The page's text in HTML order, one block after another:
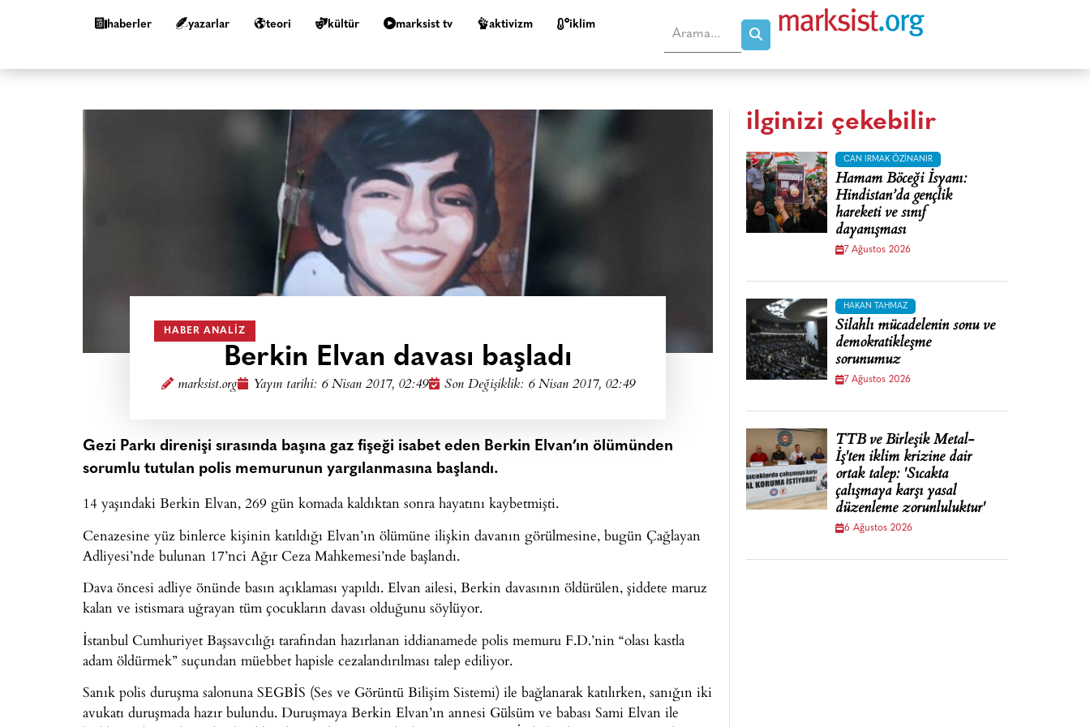
haberler yazarlar teori kültür marksist tv aktivizm i̇klim
HABER ANALIZ
Berkin Elvan davası başladı
marksist.org Yayın tarihi: 6 Nisan 2017, 02:49 Son Değişiklik: 6 Nisan 2017, 02:49
Gezi Parkı direnişi sırasında başına gaz fişeği isabet eden Berkin Elvan’ın ölümünden
sorumlu tutulan polis memurunun yargılanmasına başlandı.
14 yaşındaki Berkin Elvan, 269 gün komada kaldıktan sonra hayatını kaybetmişti.
Cenazesine yüz binlerce kişinin katıldığı Elvan’ın ölümüne ilişkin davanın görülmesine, bugün Çağlayan
Adliyesi’nde bulunan 17’nci Ağır Ceza Mahkemesi’nde başlandı.
Dava öncesi adliye önünde basın açıklaması yapıldı. Elvan ailesi, Berkin davasının öldürülen, şiddete maruz
kalan ve istismara uğrayan tüm çocukların davası olduğunu söylüyor.
İstanbul Cumhuriyet Başsavcılığı tarafından hazırlanan iddianamede polis memuru F.D.’nin “olası kastla
adam öldürmek” suçundan müebbet hapisle cezalandırılması talep ediliyor.
Sanık polis duruşma salonuna SEGBİS (Ses ve Görüntü Bilişim Sistemi) ile bağlanarak katılırken, sanığın iki
avukatı duruşmada hazır bulundu. Duruşmaya Berkin Elvan’ın annesi Gülsüm ve babası Sami Elvan ile
ilginizi çekebilir
CAN IRMAK ÖZINANIR
Hamam Böceği İsyanı:
Hindistan’da gençlik
hareketi ve sınıf
dayanışması
7 Ağustos 2026
HAKAN TAHMAZ
Silahlı mücadelenin sonu ve
demokratikleşme
sorunumuz
7 Ağustos 2026
TTB ve Birleşik Metal-
İş'ten iklim krizine dair
ortak talep: 'Sıcakta
çalışmaya karşı yasal
düzenleme zorunluluktur'
6 Ağustos 2026